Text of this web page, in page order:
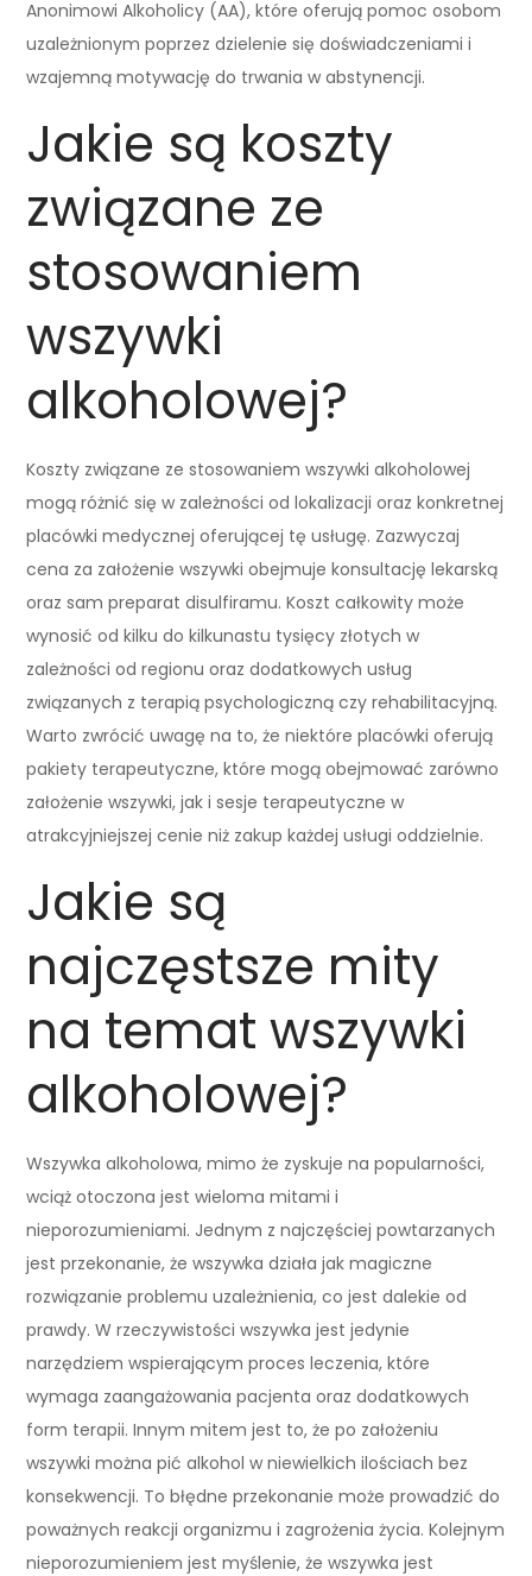
Anonimowi Alkoholicy (AA), które oferują pomoc osobom
uzależnionym poprzez dzielenie się doświadczeniami i
wzajemną motywację do trwania w abstynencji.
Jakie są koszty
związane ze
stosowaniem
wszywki
alkoholowej?
Koszty związane ze stosowaniem wszywki alkoholowej
mogą różnić się w zależności od lokalizacji oraz konkretnej
placówki medycznej oferującej tę usługę. Zazwyczaj
cena za założenie wszywki obejmuje konsultację lekarską
oraz sam preparat disulfiramu. Koszt całkowity może
wynosić od kilku do kilkunastu tysięcy złotych w
zależności od regionu oraz dodatkowych usług
związanych z terapią psychologiczną czy rehabilitacyjną.
Warto zwrócić uwagę na to, że niektóre placówki oferują
pakiety terapeutyczne, które mogą obejmować zarówno
założenie wszywki, jak i sesje terapeutyczne w
atrakcyjniejszej cenie niż zakup każdej usługi oddzielnie.
Jakie są
najczęstsze mity
na temat wszywki
alkoholowej?
Wszywka alkoholowa, mimo że zyskuje na popularności,
wciąż otoczona jest wieloma mitami i
nieporozumieniami. Jednym z najczęściej powtarzanych
jest przekonanie, że wszywka działa jak magiczne
rozwiązanie problemu uzależnienia, co jest dalekie od
prawdy. W rzeczywistości wszywka jest jedynie
narzędziem wspierającym proces leczenia, które
wymaga zaangażowania pacjenta oraz dodatkowych
form terapii. Innym mitem jest to, że po założeniu
wszywki można pić alkohol w niewielkich ilościach bez
konsekwencji. To błędne przekonanie może prowadzić do
poważnych reakcji organizmu i zagrożenia życia. Kolejnym
nieporozumieniem jest myślenie, że wszywka jest